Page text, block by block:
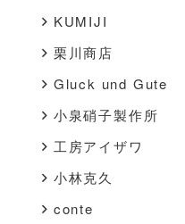
KUMIJI
栗川商店
Gluck und Gute
小泉硝子製作所
工房アイザワ
小林克久
conte